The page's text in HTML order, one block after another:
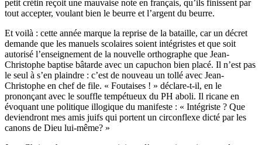
petit crétin reçoit une mauvaise note en français, qu’ils finissent par
tout accepter, voulant bien le beurre et l’argent du beurre.
Et voilà : cette année marque la reprise de la bataille, car un décret
demande que les manuels scolaires soient intégristes et que soit
autorisé l’enseignement de la nouvelle orthographe que Jean-
Christophe baptise bâtarde avec un capuchon bien placé. Il n’est pas
le seul à s’en plaindre : c’est de nouveau un tollé avec Jean-
Christophe en chef de file. « Foutaises ! » déclare-t-il, en le
prononçant avec le souffle tempétueux du PH aboli. Il ricane en
évoquant une politique illogique du manifeste : « Intégriste ? Que
deviendront mes amis juifs qui portent un circonflexe dicté par les
canons de Dieu lui-même? »